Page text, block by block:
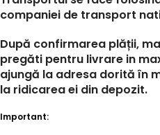
companiei de transport
După confirmarea plății,
pregăti pentru livrare in
ajungă la adresa dorită în
la ridicarea ei din depozit.
Important: